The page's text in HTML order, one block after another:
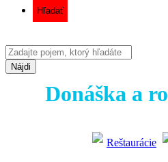
Hľadať
Nájdi
Donáška a
Reštaurácie